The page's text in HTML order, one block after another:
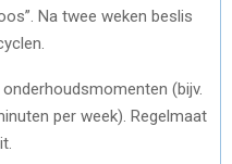
Na twee weken beslis
onderhoudsmomenten (bijv.
per week). Regelmaat